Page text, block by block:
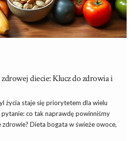
diecie: Klucz do zdrowia i
życia staje się priorytetem dla wielu
co tak naprawdę powinniśmy
zdrowie? Dieta bogata w świeże owoce,